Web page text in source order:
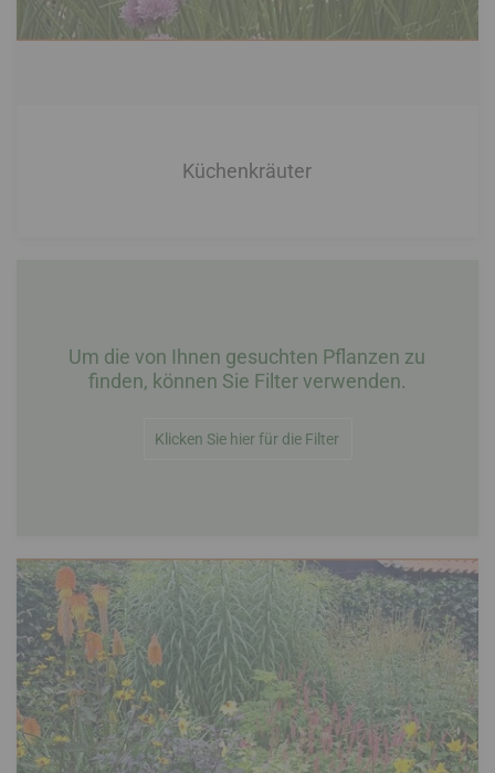
Küchenkräuter
Um die von Ihnen gesuchten Pflanzen zu
finden, können Sie Filter verwenden.
Klicken Sie hier für die Filter